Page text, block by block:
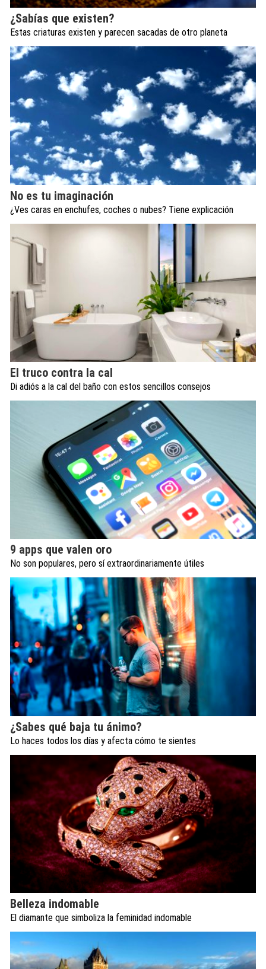
¿Sabías que existen?
Estas criaturas existen y parecen sacadas de otro planeta
No es tu imaginación
¿Ves caras en enchufes, coches o nubes? Tiene explicación
El truco contra la cal
Di adiós a la cal del baño con estos sencillos consejos
9 apps que valen oro
No son populares, pero sí extraordinariamente útiles
¿Sabes qué baja tu ánimo?
Lo haces todos los días y afecta cómo te sientes
Belleza indomable
El diamante que simboliza la feminidad indomable